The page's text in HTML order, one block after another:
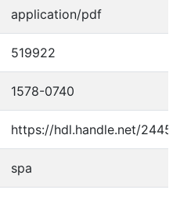
application/pdf
519922
1578-0740
https://hdl.handle.net/
spa